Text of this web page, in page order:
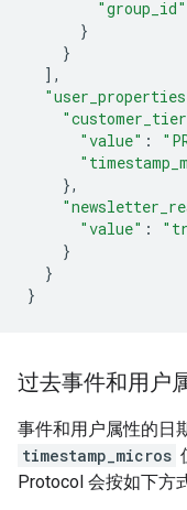
"group_id"
}
}
],
"value" :
},
"value" :
}
}
}
过去事件和用户
事件和用户属性的日
timestamp_micros
Protocol 会按如下方